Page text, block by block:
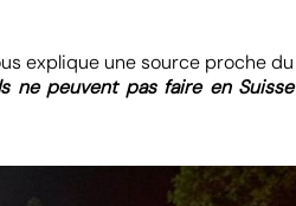
explique une source proche du
ne peuvent pas faire en Suisse